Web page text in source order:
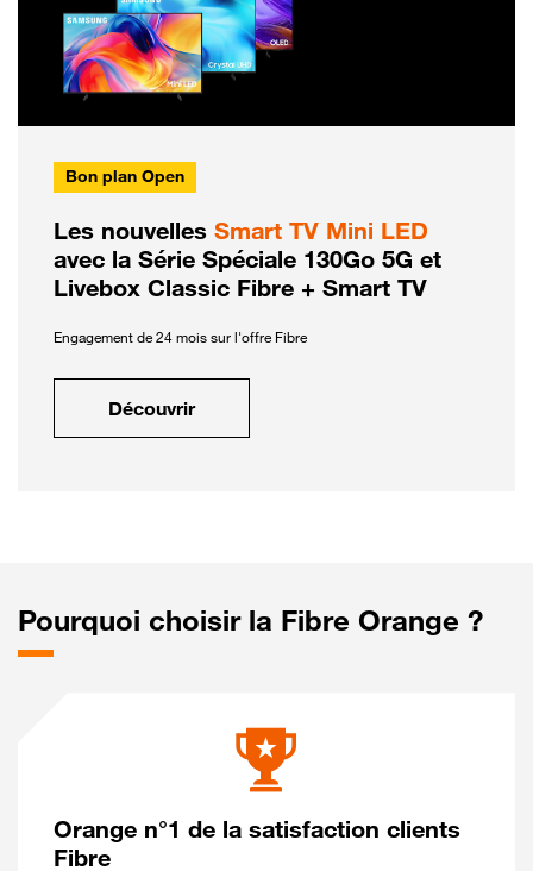
Bon plan Open
Les nouvelles Smart TV Mini LED
avec la Série Spéciale 130Go 5G et
Livebox Classic Fibre + Smart TV
Engagement de 24 mois sur l'offre Fibre
Découvrir
Pourquoi choisir la Fibre Orange ?
Orange n°1 de la satisfaction clients
Fibre